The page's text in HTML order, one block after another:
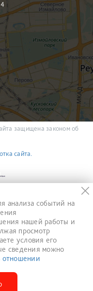
защищена законом об
сайта.
анализа событий на
нашей работы и
просмотр
условия его
сведения можно
отношении